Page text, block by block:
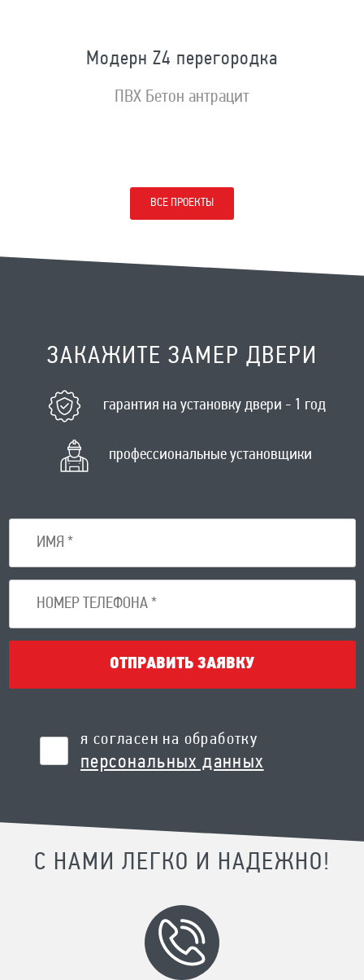
Модерн Z4 перегородка
ПВХ Бетон антрацит
ВСЕ ПРОЕКТЫ
ЗАКАЖИТЕ ЗАМЕР ДВЕРИ
гарантия на установку двери - 1 год
профессиональные установщики
ОТПРАВИТЬ ЗАЯВКУ
я согласен на обработку
персональных данных
С НАМИ ЛЕГКО И НАДЕЖНО!